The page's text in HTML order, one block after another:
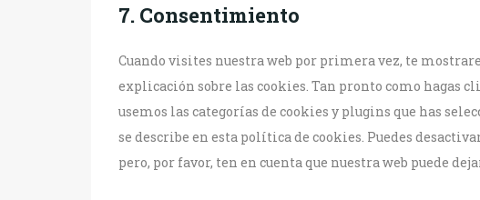
7. Consentimiento
Cuando visites nuestra web por primera vez, te
explicación sobre las cookies. Tan pronto como hagas
usemos las categorías de cookies y plugins que has
se describe en esta política de cookies. Puedes
pero, por favor, ten en cuenta que nuestra web puede